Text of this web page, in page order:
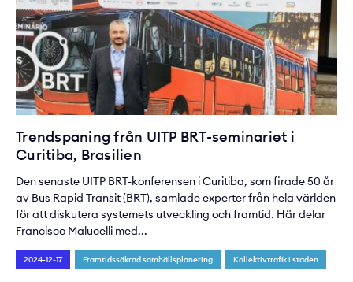
Trendspaning från UITP BRT-seminariet i
Curitiba, Brasilien
Den senaste UITP BRT-konferensen i Curitiba, som firade 50 år
av Bus Rapid Transit (BRT), samlade experter från hela världen
för att diskutera systemets utveckling och framtid. Här delar
Francisco Malucelli med...
2024-12-17 Framtidssäkrad samhällsplanering Kollektivtrafik i staden